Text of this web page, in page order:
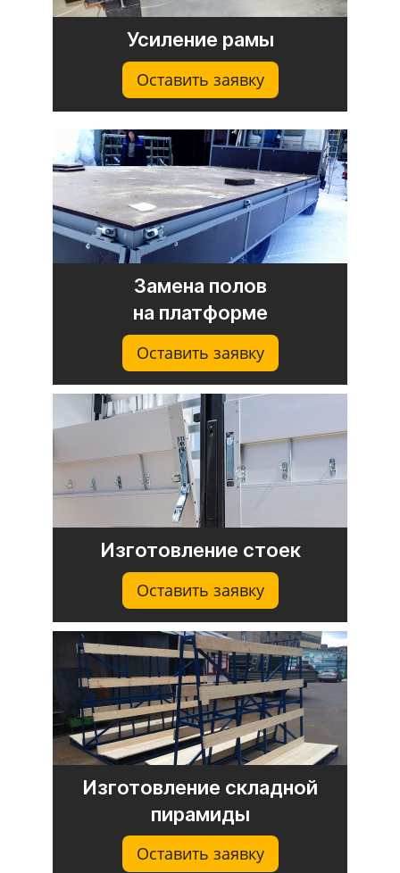
Усиление рамы
Оставить заявку
Замена полов
на платформе
Оставить заявку
Изготовление стоек
Оставить заявку
Изготовление складной
пирамиды
Оставить заявку